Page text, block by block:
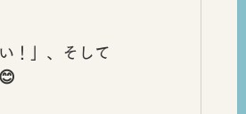
！」 、そして